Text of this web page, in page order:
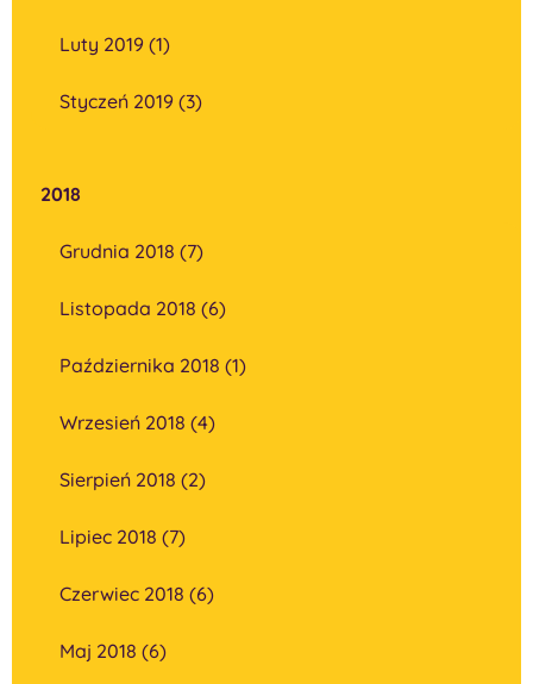
Luty 2019 (1)
Styczeń 2019 (3)
2018
Grudnia 2018 (7)
Listopada 2018 (6)
Października 2018 (1)
Wrzesień 2018 (4)
Sierpień 2018 (2)
Lipiec 2018 (7)
Czerwiec 2018 (6)
Maj 2018 (6)